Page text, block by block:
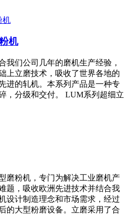
机
我们公司几年的磨机生产经验，
上立磨技术，吸收了世界各地的
进的轧机。本系列产品是一种专
，分级和交付。 LUM系列超细立
磨粉机，专门为解决工业磨机产
题，吸收欧洲先进技术并结合我
设计制造理念和市场需求，经过
的大型粉磨设备。立磨采用了合